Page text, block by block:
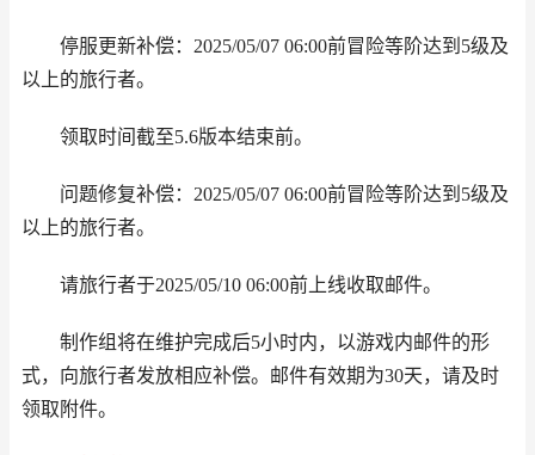
停服更新补偿：2025/05/07 06:00前冒险等阶达到5级及
以上的旅行者。
领取时间截至5.6版本结束前。
问题修复补偿：2025/05/07 06:00前冒险等阶达到5级及
以上的旅行者。
请旅行者于2025/05/10 06:00前上线收取邮件。
制作组将在维护完成后5小时内，以游戏内邮件的形
式，向旅行者发放相应补偿。邮件有效期为30天，请及时
领取附件。